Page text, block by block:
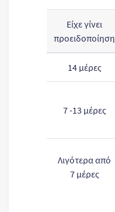
Είχε γίνει
προειδοποίηση
14 μέρες
7 -13 μέρες
Λιγότερα από
7 μέρες